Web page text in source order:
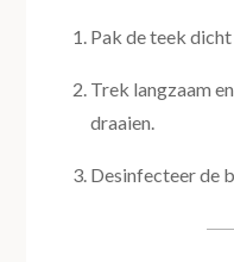
Pak de teek
Trek langzaam
draaien.
Desinfecteer de